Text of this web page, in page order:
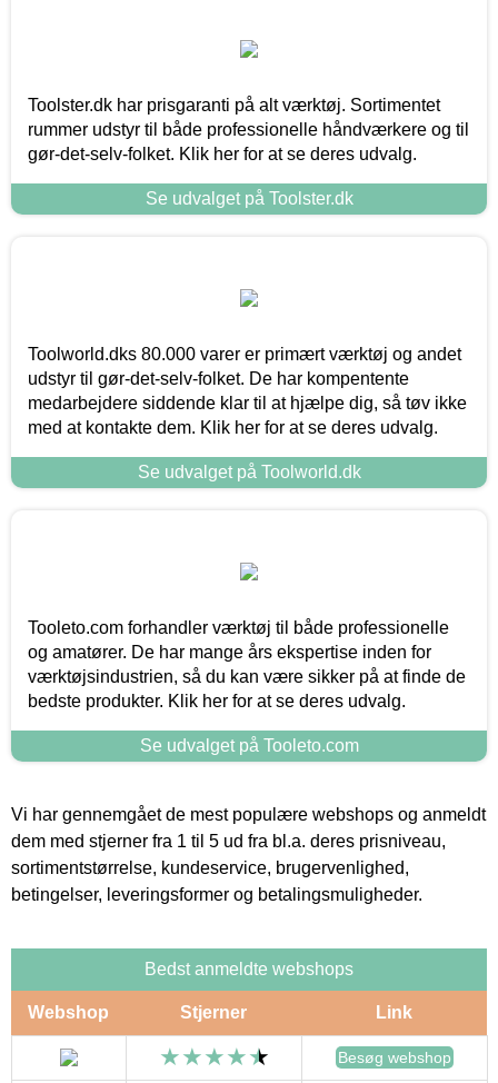
Toolster.dk har prisgaranti på alt værktøj. Sortimentet
rummer udstyr til både professionelle håndværkere og til
gør-det-selv-folket. Klik her for at se deres udvalg.
Se udvalget på Toolster.dk
Toolworld.dks 80.000 varer er primært værktøj og andet
udstyr til gør-det-selv-folket. De har kompentente
medarbejdere siddende klar til at hjælpe dig, så tøv ikke
med at kontakte dem. Klik her for at se deres udvalg.
Se udvalget på Toolworld.dk
Tooleto.com forhandler værktøj til både professionelle
og amatører. De har mange års ekspertise inden for
værktøjsindustrien, så du kan være sikker på at finde de
bedste produkter. Klik her for at se deres udvalg.
Se udvalget på Tooleto.com
Vi har gennemgået de mest populære webshops og anmeldt
dem med stjerner fra 1 til 5 ud fra bl.a. deres prisniveau,
sortimentstørrelse, kundeservice, brugervenlighed,
betingelser, leveringsformer og betalingsmuligheder.
Bedst anmeldte webshops
Webshop Stjerner Link
Besøg webshop